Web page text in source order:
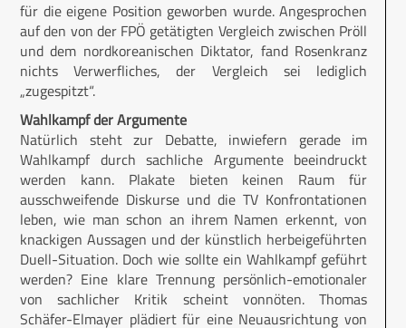
für die eigene Position geworben wurde. Angesprochen
auf den von der FPÖ getätigten Vergleich zwischen Pröll
und dem nordkoreanischen Diktator, fand Rosenkranz
nichts Verwerfliches, der Vergleich sei lediglich
„zugespitzt“.
Wahlkampf der Argumente
Natürlich steht zur Debatte, inwiefern gerade im
Wahlkampf durch sachliche Argumente beeindruckt
werden kann. Plakate bieten keinen Raum für
ausschweifende Diskurse und die TV Konfrontationen
leben, wie man schon an ihrem Namen erkennt, von
knackigen Aussagen und der künstlich herbeigeführten
Duell-Situation. Doch wie sollte ein Wahlkampf geführt
werden? Eine klare Trennung persönlich-emotionaler
von sachlicher Kritik scheint vonnöten. Thomas
Schäfer-Elmayer plädiert für eine Neuausrichtung von